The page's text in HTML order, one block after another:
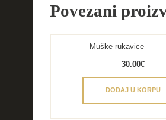
Povezani
Muške rukavice
30.00€
DODAJ U KORPU